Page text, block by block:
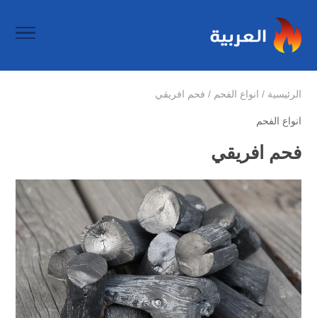
الرئيسية / انواع الفحم / فحم افريقي
انواع الفحم
فحم افريقي